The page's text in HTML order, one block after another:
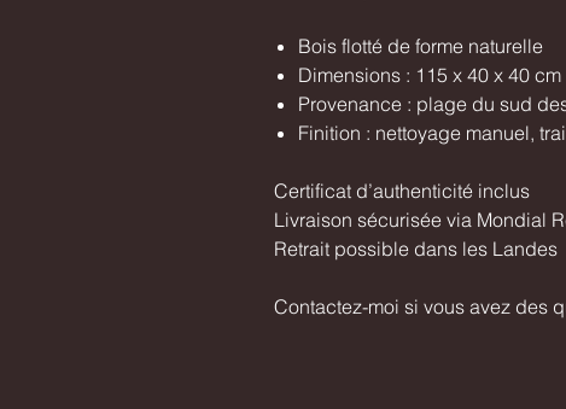
Bois flotté de forme naturelle
Dimensions : 115 x 40 x 40 cm
Provenance : plage du sud
Finition : nettoyage manuel,
Certificat d’authenticité inclus
Livraison sécurisée via Mondial
Retrait possible dans les Landes
Contactez-moi si vous avez des